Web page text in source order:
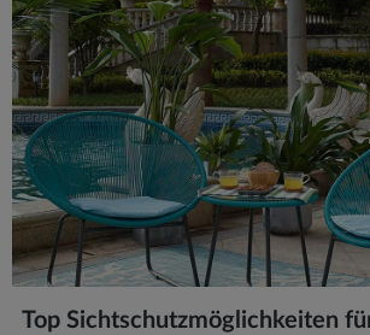
Top Sichtschutzmöglichkeiten